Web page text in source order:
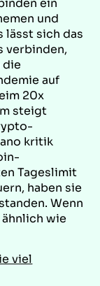
und
lässt sich das
verbinden,
die
auf
20x
steigt
kritik
Tageslimit
haben sie
Wenn
wie
viel